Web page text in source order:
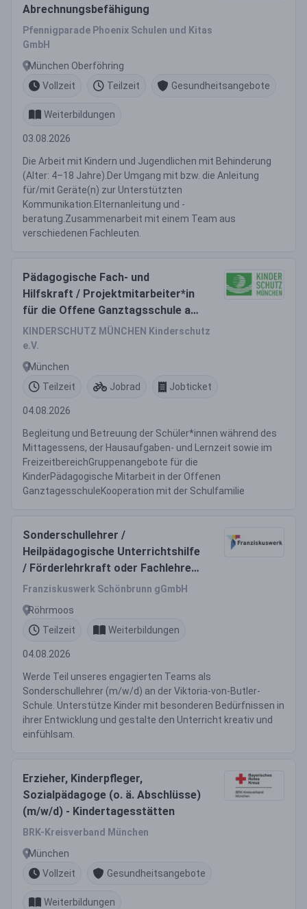
Abrechnungsbefähigung
Pfennigparade Phoenix Schulen und Kitas
GmbH
München Oberföhring
Vollzeit
Teilzeit Gesundheitsangebote
Weiterbildungen
03.08.2026
Die Arbeit mit Kindern und Jugendlichen mit Behinderung
(Alter: 4–18 Jahre).Der Umgang mit bzw. die Anleitung
für/mit Geräte(n) zur Unterstützten
Kommunikation.Elternanleitung und -
beratung.Zusammenarbeit mit einem Team aus
verschiedenen Fachleuten.
Pädagogische Fach- und
Hilfskraft / Projektmitarbeiter*in
für die Offene Ganztagsschule am
SFZ München Nord-Ost
KINDERSCHUTZ MÜNCHEN Kinderschutz
e.V.
München
Teilzeit
Jobrad Jobticket
04.08.2026
Begleitung und Betreuung der Schüler*innen während des
Mittagessens, der Hausaufgaben- und Lernzeit sowie im
FreizeitbereichGruppenangebote für die
KinderPädagogische Mitarbeit in der Offenen
GanztagesschuleKooperation mit der Schulfamilie
Sonderschullehrer /
Heilpädagogische Unterrichtshilfe
/ Förderlehrkraft oder Fachlehrer
(m/w/d)
Franziskuswerk Schönbrunn gGmbH
Röhrmoos
Teilzeit
Weiterbildungen
04.08.2026
Werde Teil unseres engagierten Teams als
Sonderschullehrer (m/w/d) an der Viktoria-von-Butler-
Schule. Unterstütze Kinder mit besonderen Bedürfnissen in
ihrer Entwicklung und gestalte den Unterricht kreativ und
einfühlsam.
Erzieher, Kinderpfleger,
Sozialpädagoge (o. ä. Abschlüsse)
(m/w/d) - Kindertagesstätten
BRK-Kreisverband München
München
Vollzeit
Gesundheitsangebote
Weiterbildungen